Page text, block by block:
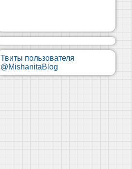
Твиты пользователя
@MishanitaBlog